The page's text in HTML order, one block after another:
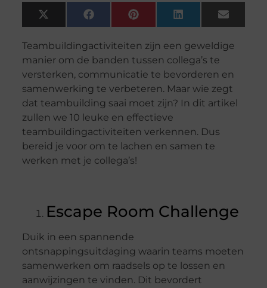
X
(Twitter)
FacebookPinterest LinkedIn Email
Teambuildingactiviteiten zijn een geweldige
manier om de banden tussen collega’s te
versterken, communicatie te bevorderen en
samenwerking te verbeteren. Maar wie zegt
dat teambuilding saai moet zijn? In dit artikel
zullen we 10 leuke en effectieve
teambuildingactiviteiten verkennen. Dus
bereid je voor om te lachen en samen te
werken met je collega’s!
Escape Room Challenge
Duik in een spannende
ontsnappingsuitdaging waarin teams moeten
samenwerken om raadsels op te lossen en
aanwijzingen te vinden. Dit bevordert